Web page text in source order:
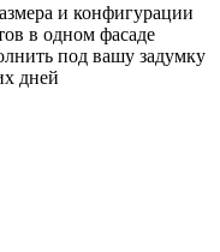
и конфигурации
в одном фасаде
под вашу задумку
дней